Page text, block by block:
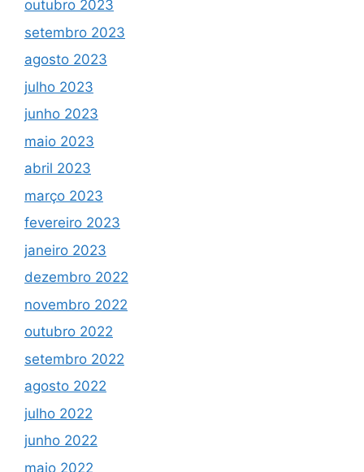
outubro 2023
setembro 2023
agosto 2023
julho 2023
junho 2023
maio 2023
abril 2023
março 2023
fevereiro 2023
janeiro 2023
dezembro 2022
novembro 2022
outubro 2022
setembro 2022
agosto 2022
julho 2022
junho 2022
maio 2022